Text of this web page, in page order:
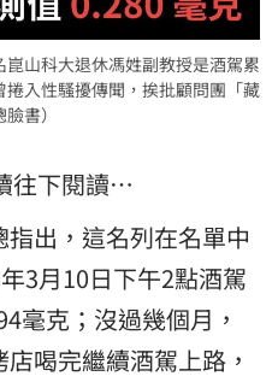
山科大退休馮姓副教授是酒駕累
入性騷擾傳聞，挨批顧問團「藏
書）
往下閱讀…
出，這名列在名單中
3月10日下午2點酒駕
毫克；沒過幾個月，
喝完繼續酒駕上路，